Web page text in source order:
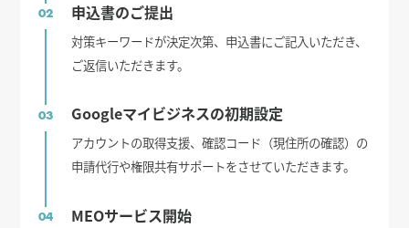
02 申込書のご提出
対策キーワードが決定次第、申込書にご記入いただき、
ご返信いただきます。
03 Googleマイビジネスの初期設定
アカウントの取得支援、確認コード（現住所の確認）の
申請代行や権限共有サポートをさせていただきます。
04 MEOサービス開始